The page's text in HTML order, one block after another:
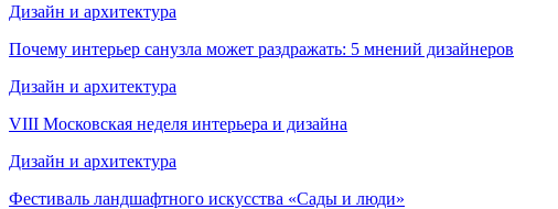
Дизайн и архитектура
Почему интерьер санузла может раздражать: 5 мнений дизайнеров
Дизайн и архитектура
VIII Московская неделя интерьера и дизайна
Дизайн и архитектура
Фестиваль ландшафтного искусства «Сады и люди»